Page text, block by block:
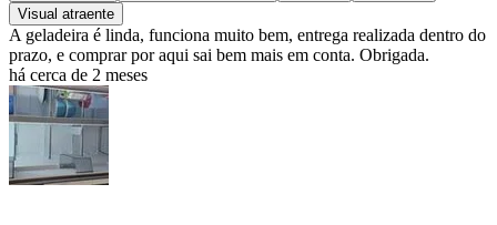
Visual atraente
A geladeira é linda, funciona muito bem, entrega realizada dentro do
prazo, e comprar por aqui sai bem mais em conta. Obrigada.
há cerca de 2 meses